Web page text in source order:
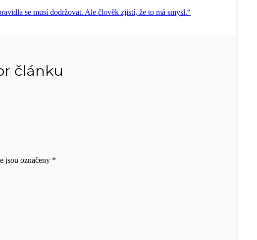
se musí dodržovat. Ale člověk zjistí, že to má smysl.“
článku
jsou označeny *